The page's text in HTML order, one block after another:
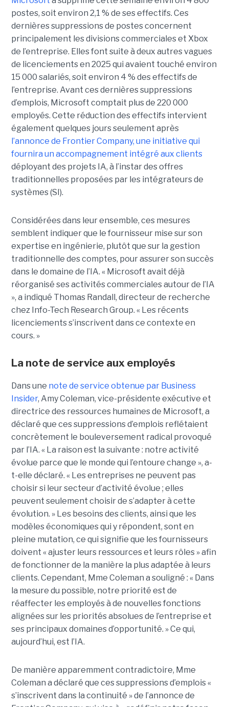
postes, soit environ 2,1 % de ses effectifs. Ces
dernières suppressions de postes concernent
principalement les divisions commerciales et Xbox
de l’entreprise. Elles font suite à deux autres vagues
de licenciements en 2025 qui avaient touché environ
15 000 salariés, soit environ 4 % des effectifs de
l’entreprise. Avant ces dernières suppressions
d’emplois, Microsoft comptait plus de 220 000
employés. Cette réduction des effectifs intervient
également quelques jours seulement après
l’annonce de Frontier Company, une initiative qui
fournira un accompagnement intégré aux clients
déployant des projets IA, à l’instar des offres
traditionnelles proposées par les intégrateurs de
systèmes (SI).
Considérées dans leur ensemble, ces mesures
semblent indiquer que le fournisseur mise sur son
expertise en ingénierie, plutôt que sur la gestion
traditionnelle des comptes, pour assurer son succès
dans le domaine de l’IA. « Microsoft avait déjà
réorganisé ses activités commerciales autour de l’IA
», a indiqué Thomas Randall, directeur de recherche
chez Info-Tech Research Group. « Les récents
licenciements s’inscrivent dans ce contexte en
cours. »
La note de service aux employés
Dans une note de service obtenue par Business
Insider, Amy Coleman, vice-présidente exécutive et
directrice des ressources humaines de Microsoft, a
déclaré que ces suppressions d’emplois reflétaient
concrètement le bouleversement radical provoqué
par l’IA. « La raison est la suivante : notre activité
évolue parce que le monde qui l’entoure change », a-
t-elle déclaré. « Les entreprises ne peuvent pas
choisir si leur secteur d’activité évolue ; elles
peuvent seulement choisir de s’adapter à cette
évolution. » Les besoins des clients, ainsi que les
modèles économiques qui y répondent, sont en
pleine mutation, ce qui signifie que les fournisseurs
doivent « ajuster leurs ressources et leurs rôles » afin
de fonctionner de la manière la plus adaptée à leurs
clients. Cependant, Mme Coleman a souligné : « Dans
la mesure du possible, notre priorité est de
réaffecter les employés à de nouvelles fonctions
alignées sur les priorités absolues de l’entreprise et
ses principaux domaines d’opportunité. »Ce qui,
aujourd’hui, est l’IA.
De manière apparemment contradictoire, Mme
Coleman a déclaré que ces suppressions d’emplois «
s’inscrivent dans la continuité » de l’annonce de